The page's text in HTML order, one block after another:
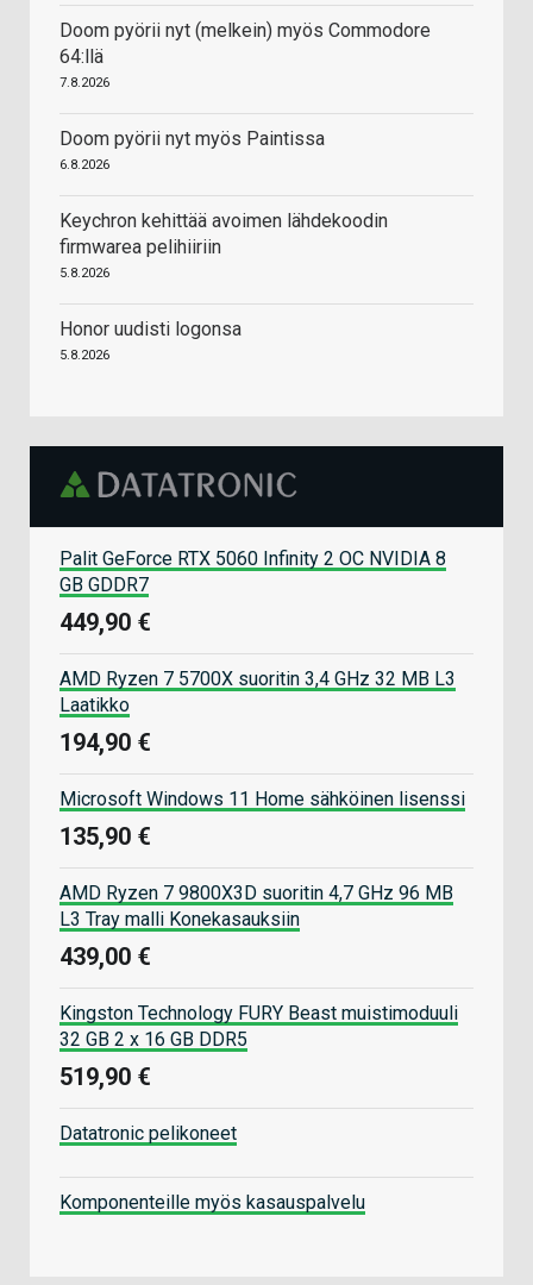
Doom pyörii nyt (melkein) myös Commodore
64:llä
7.8.2026
Doom pyörii nyt myös Paintissa
6.8.2026
Keychron kehittää avoimen lähdekoodin
firmwarea pelihiiriin
5.8.2026
Honor uudisti logonsa
5.8.2026
Palit GeForce RTX 5060 Infinity 2 OC NVIDIA 8
GB GDDR7
449,90 €
AMD Ryzen 7 5700X suoritin 3,4 GHz 32 MB L3
Laatikko
194,90 €
Microsoft Windows 11 Home sähköinen lisenssi
135,90 €
AMD Ryzen 7 9800X3D suoritin 4,7 GHz 96 MB
L3 Tray malli Konekasauksiin
439,00 €
Kingston Technology FURY Beast muistimoduuli
32 GB 2 x 16 GB DDR5
519,90 €
Datatronic pelikoneet
Komponenteille myös kasauspalvelu